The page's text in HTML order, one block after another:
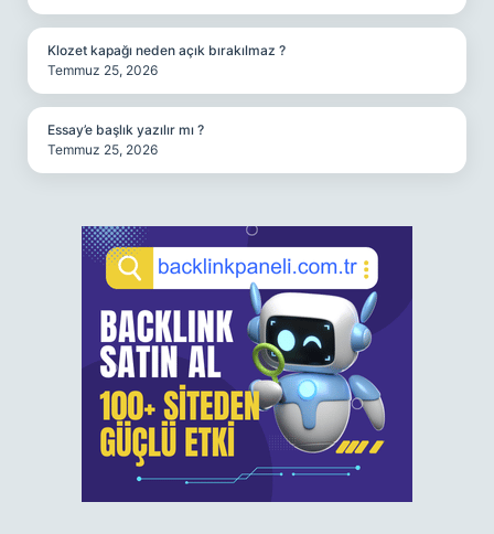
Klozet kapağı neden açık bırakılmaz ?
Temmuz 25, 2026
Essay’e başlık yazılır mı ?
Temmuz 25, 2026